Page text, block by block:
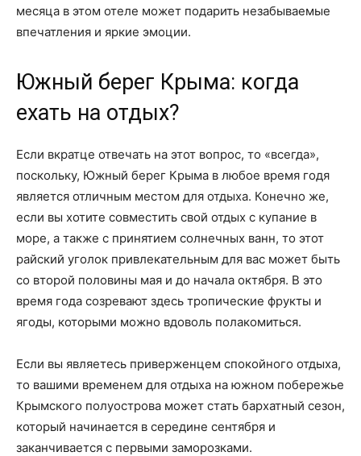
месяца в этом отеле может подарить незабываемые
впечатления и яркие эмоции.
Южный берег Крыма: когда
ехать на отдых?
Если вкратце отвечать на этот вопрос, то «всегда»,
поскольку, Южный берег Крыма в любое время годя
является отличным местом для отдыха. Конечно же,
если вы хотите совместить свой отдых с купание в
море, а также с принятием солнечных ванн, то этот
райский уголок привлекательным для вас может быть
со второй половины мая и до начала октября. В это
время года созревают здесь тропические фрукты и
ягоды, которыми можно вдоволь полакомиться.
Если вы являетесь приверженцем спокойного отдыха,
то вашими временем для отдыха на южном побережье
Крымского полуострова может стать бархатный сезон,
который начинается в середине сентября и
заканчивается с первыми заморозками.